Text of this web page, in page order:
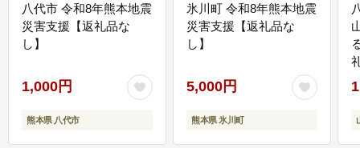
八代市 令和8年熊本地震
災害支援【返礼品な
し】
1,000円
熊本県 八代市
氷川町 令和8年熊本地震
災害支援【返礼品な
し】
5,000円
熊本県 氷川町